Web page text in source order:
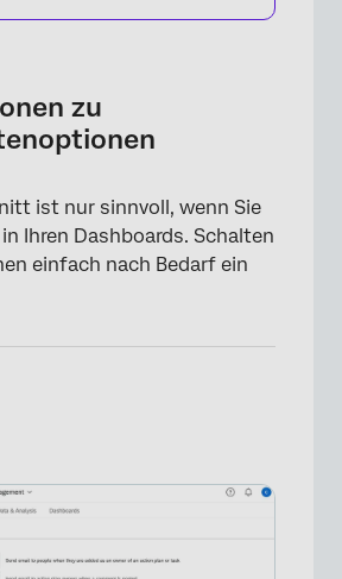
zu
ist nur sinnvoll, wenn Sie
in Ihren Dashboards. Schalten
einfach nach Bedarf ein